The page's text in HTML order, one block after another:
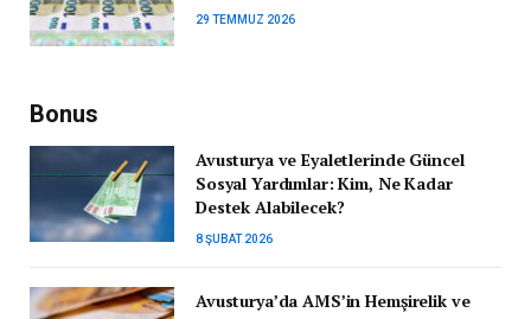
29 TEMMUZ 2026
Bonus
Avusturya ve Eyaletlerinde Güncel
Sosyal Yardımlar: Kim, Ne Kadar
Destek Alabilecek?
8 ŞUBAT 2026
Avusturya’da AMS’in Hemşirelik ve